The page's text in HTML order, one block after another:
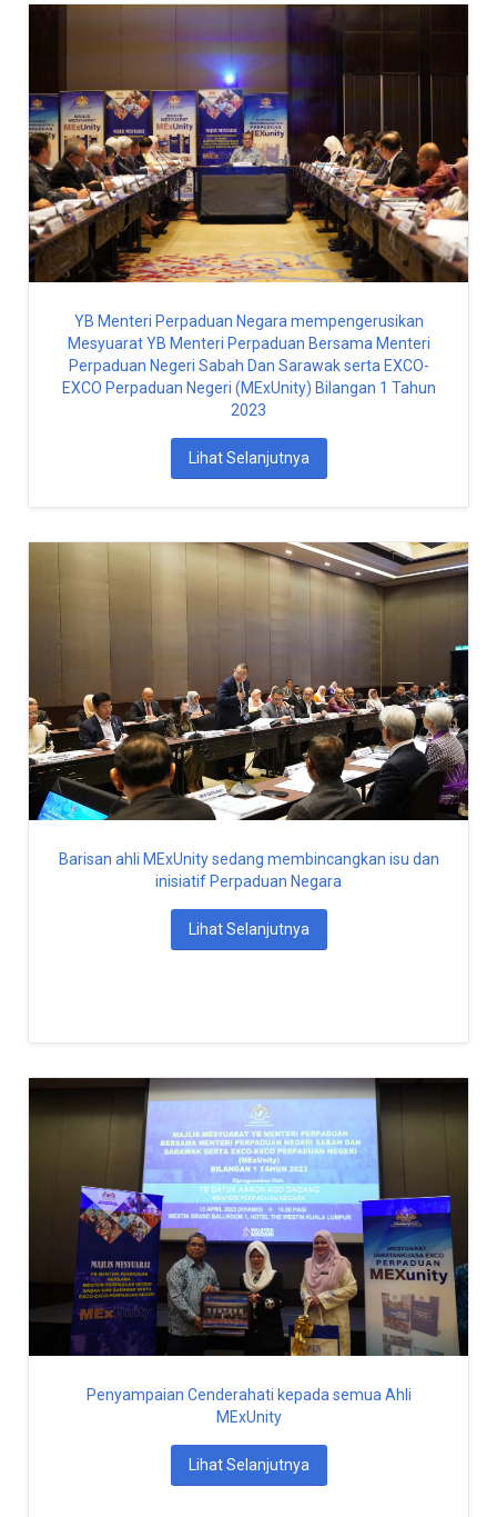
YB Menteri Perpaduan Negara mempengerusikan
Mesyuarat YB Menteri Perpaduan Bersama Menteri
Perpaduan Negeri Sabah Dan Sarawak serta EXCO-
EXCO Perpaduan Negeri (MExUnity) Bilangan 1 Tahun
2023
Lihat Selanjutnya
Barisan ahli MExUnity sedang membincangkan isu dan
inisiatif Perpaduan Negara
Lihat Selanjutnya
Penyampaian Cenderahati kepada semua Ahli
MExUnity
Lihat Selanjutnya